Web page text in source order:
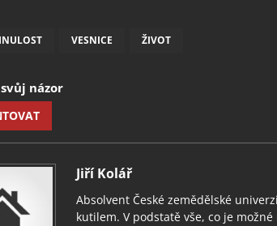
VESNICE ŽIVOT
názor
Jiří Kolář
Absolvent České zemědělské
kutilem. V podstatě vše, co je